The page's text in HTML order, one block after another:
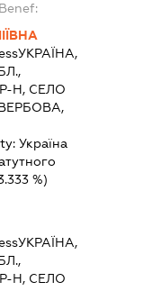
УКРАЇНА,
Н, СЕЛО
Україна
%)
УКРАЇНА,
Н, СЕЛО